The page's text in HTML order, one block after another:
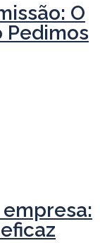
O
Pedimos